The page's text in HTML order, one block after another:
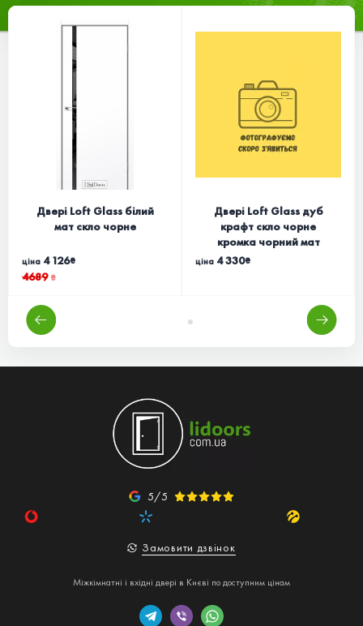
Двері Loft Glass білий
мат скло чорне
ціна 4 126₴
4689 ₴
Двері Loft Glass дуб
крафт скло чорне
кромка чорний мат
ціна 4 330₴
5/5
Замовити дзвінок
Міжкімнатні і вхідні двері в Києві по доступним цінам